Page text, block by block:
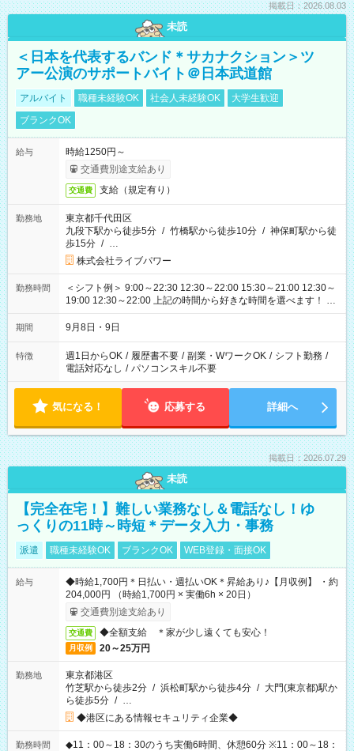
掲載日：2026.08.03
未読
＜日本を代表するバンド＊サカナクション＞ツ
アー公演のサポートバイト＠日本武道館
アルバイト 職種未経験OK 社会人未経験OK
大学生歓迎
ブランクOK
給与
時給1250円～
交通費別途支給あり
交通費 支給（規定有り）
勤務地
東京都千代田区
九段下駅から徒歩5分 / 竹橋駅から徒歩10分 / 神保町駅から徒
歩15分 / …
株式会社ライブパワー
勤務時間
＜シフト例＞ 9:00～22:30 12:30～22:00 15:30～21:00 12:30～
19:00 12:30～22:00 上記の時間から好きな時間を選べます！ ※
時間は変更となる可能性があります
期間 9月8日・9日
特徴 週1日からOK / 履歴書不要 / 副業・WワークOK / シフト勤務 /
電話対応なし / パソコンスキル不要
気になる！ 応募する 詳細へ
掲載日：2026.07.29
未読
【完全在宅！】難しい業務なし＆電話なし！ゆ
っくりの11時～時短＊データ入力・事務
派遣 職種未経験OK ブランクOK WEB登録・面接OK
給与
◆時給1,700円＊日払い・週払いOK＊昇給あり♪【月収例】 ・約
204,000円 （時給1,700円 × 実働6h × 20日）
交通費別途支給あり
交通費 ◆全額支給 ＊家が少し遠くても安心！
月収例 20～25万円
勤務地
東京都港区
竹芝駅から徒歩2分 / 浜松町駅から徒歩4分 / 大門(東京都)駅か
ら徒歩5分 / …
◆港区にある情報セキュリティ企業◆
勤務時間
◆11：00～18：30のうち実働6時間、休憩60分 ※11：00～18：